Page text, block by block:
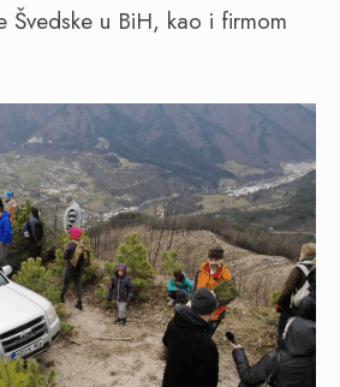
Švedske u BiH, kao i firmom